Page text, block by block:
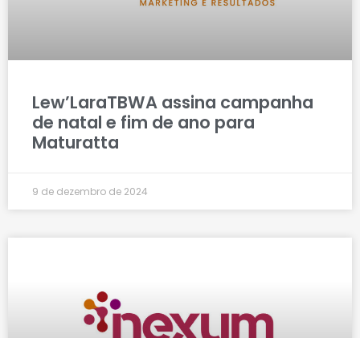
Lew’LaraTBWA assina campanha
de natal e fim de ano para
Maturatta
9 de dezembro de 2024